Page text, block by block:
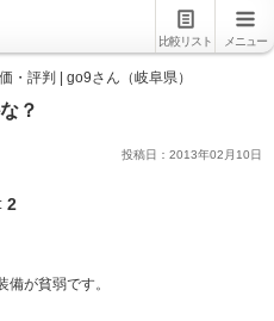
比較リスト メニュー
・評判 | go9さん（岐阜県）
？
投稿日： 2013年02 月 10日
2
が貧弱です。